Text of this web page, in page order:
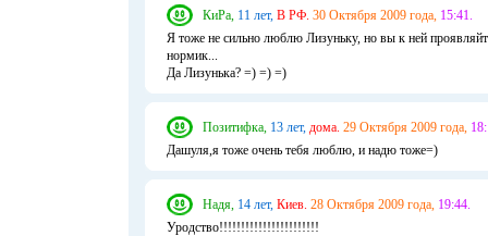
КиРа, 11 лет, В РФ. 30 Октября 2009 года, 15:41.
Я тоже не сильно люблю Лизуньку, но вы к ней
нормик...
Да Лизунька? =) =) =)
Позитифка, 13 лет, дома. 29 Октября 2009 года,
Дашуля,я тоже очень тебя люблю, и надю тоже=)
Надя, 14 лет, Киев. 28 Октября 2009 года, 19:44.
Уродство!!!!!!!!!!!!!!!!!!!!!!!